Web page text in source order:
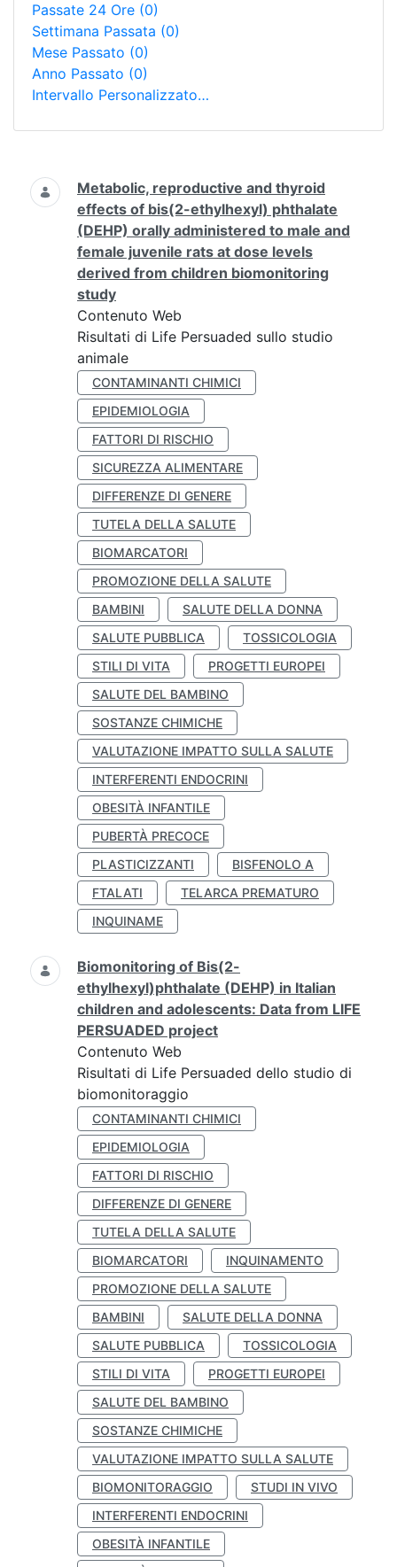
Passate 24 Ore (0)
Settimana Passata (0)
Mese Passato (0)
Anno Passato (0)
Intervallo Personalizzato…
Ricerca
Metabolic, reproductive and thyroid
effects of bis(2-ethylhexyl) phthalate
(DEHP) orally administered to male and
female juvenile rats at dose levels
derived from children biomonitoring
study
Contenuto Web
Risultati di Life Persuaded sullo studio
animale
CONTAMINANTI CHIMICI
EPIDEMIOLOGIA
FATTORI DI RISCHIO
SICUREZZA ALIMENTARE
DIFFERENZE DI GENERE
TUTELA DELLA SALUTE
BIOMARCATORI
PROMOZIONE DELLA SALUTE
BAMBINI
SALUTE DELLA DONNA
SALUTE PUBBLICA
TOSSICOLOGIA
STILI DI VITA
PROGETTI EUROPEI
SALUTE DEL BAMBINO
SOSTANZE CHIMICHE
VALUTAZIONE IMPATTO SULLA SALUTE
INTERFERENTI ENDOCRINI
OBESITÀ INFANTILE
PUBERTÀ PRECOCE
PLASTICIZZANTI
BISFENOLO A
FTALATI
TELARCA PREMATURO
INQUINAME
Biomonitoring of Bis(2-
ethylhexyl)phthalate (DEHP) in Italian
children and adolescents: Data from LIFE
PERSUADED project
Contenuto Web
Risultati di Life Persuaded dello studio di
biomonitoraggio
CONTAMINANTI CHIMICI
EPIDEMIOLOGIA
FATTORI DI RISCHIO
DIFFERENZE DI GENERE
TUTELA DELLA SALUTE
BIOMARCATORI
INQUINAMENTO
PROMOZIONE DELLA SALUTE
BAMBINI
SALUTE DELLA DONNA
SALUTE PUBBLICA
TOSSICOLOGIA
STILI DI VITA
PROGETTI EUROPEI
SALUTE DEL BAMBINO
SOSTANZE CHIMICHE
VALUTAZIONE IMPATTO SULLA SALUTE
BIOMONITORAGGIO
STUDI IN VIVO
INTERFERENTI ENDOCRINI
OBESITÀ INFANTILE